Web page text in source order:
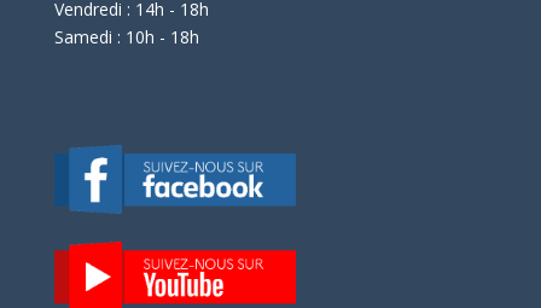
Vendredi : 14h - 18h
Samedi : 10h - 18h